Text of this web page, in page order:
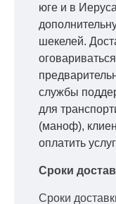
юге и в
шекелей.
службы
для
(маноф),
оплатить
Сроки
Сроки